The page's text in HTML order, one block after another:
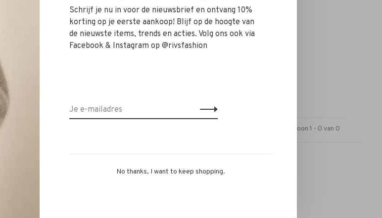
Geen producten gevonden!...
Toon 1 - 0 van 0
Schrijf je nu in voor de nieuwsbrief en ontvang 10%
korting op je eerste aankoop! Blijf op de hoogte van
de nieuwste items, trends en acties. Volg ons ook via
Facebook & Instagram op @rivsfashion
No thanks, I want to keep shopping.